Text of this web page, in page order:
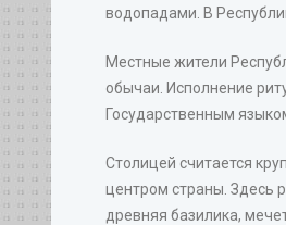
водопадами. В
Местные жители
обычаи. Исполнение
Государственным
Столицей считается
центром страны. Здесь
древняя базилика,